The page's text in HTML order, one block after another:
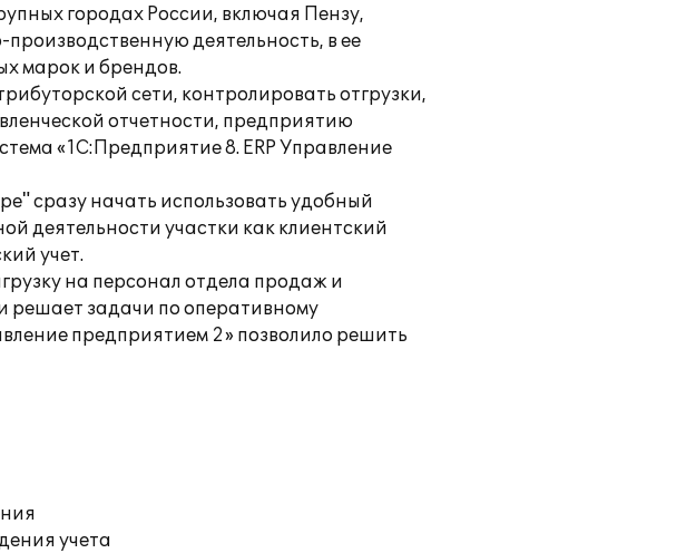
городах России, включая Пензу,
деятельность, в ее
марок и брендов.
сети, контролировать отгрузки,
отчетности, предприятию
«1С:Предприятие 8. ERP Управление
сразу начать использовать удобный
деятельности участки как клиентский
учет.
на персонал отдела продаж и
решает задачи по оперативному
предприятием 2» позволило решить
учета